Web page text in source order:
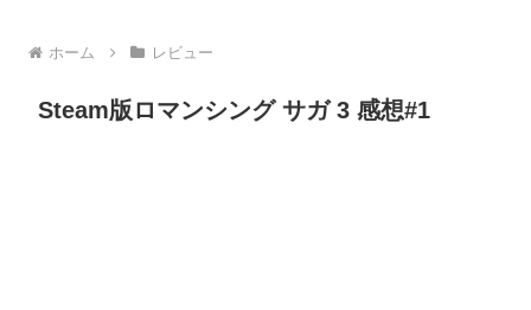
ホーム レビュー
Steam版ロマンシング サガ 3 感想#1